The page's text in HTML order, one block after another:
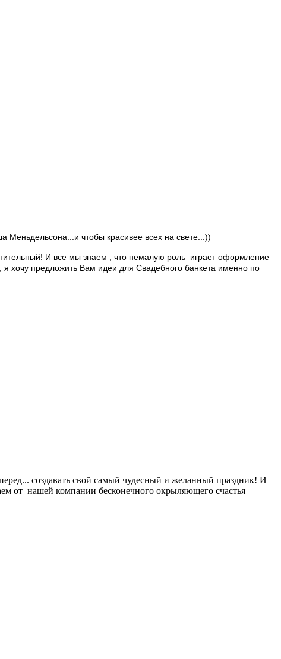
чтобы красивее всех на свете...))
И все мы знаем , что немалую роль играет оформление
хочу предложить Вам идеи для Свадебного банкета именно по
создавать свой самый чудесный и желанный праздник! И
от нашей компании бесконечного окрыляющего счастья